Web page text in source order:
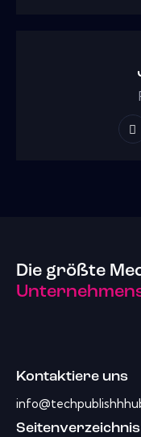
Die größte
Kontaktiere uns
Seitenverzeichnis